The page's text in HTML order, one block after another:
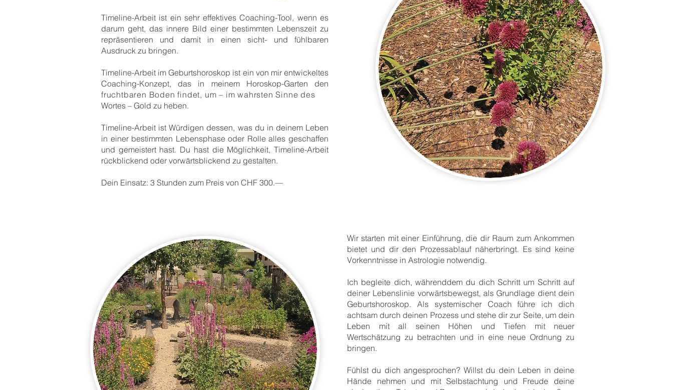
Timeline-Arbeit ist ein sehr effektives Coaching-Tool, wenn es
darum geht, das innere Bild einer bestimmten Lebenszeit zu
repräsentieren und damit in einen sicht- und fühlbaren
Ausdruck zu bringen.
Timeline-Arbeit im Geburtshoroskop ist ein von mir entwickeltes
Coaching-Konzept, das in meinem Horoskop-Garten den
fruchtbaren Boden findet, um – im wahrsten Sinne des
Wortes – Gold zu heben.
Timeline-Arbeit ist Würdigen dessen, was du in deinem Leben
in einer bestimmten Lebensphase oder Rolle alles geschaffen
und gemeistert hast. Du hast die Möglichkeit, Timeline-Arbeit
rückblickend oder vorwärtsblickend zu gestalten.
Dein Einsatz: 3 Stunden zum Preis von CHF 300.—
​Wir starten mit einer Einführung, die dir Raum zum Ankommen
bietet und dir den Prozessablauf näherbringt. Es sind keine
Vorkenntnisse in Astrologie notwendig.
Ich begleite dich, währenddem du dich Schritt um Schritt auf
deiner Lebenslinie vorwärtsbewegst, als Grundlage dient dein
Geburtshoroskop. Als systemischer Coach führe ich dich
achtsam durch deinen Prozess und stehe dir zur Seite, um dein
Leben mit all seinen Höhen und Tiefen mit neuer
Wertschätzung zu betrachten und in eine neue Ordnung zu
bringen.
​Fühlst du dich angesprochen? Willst du dein Leben in deine
Hände nehmen und mit Selbstachtung und Freude deine